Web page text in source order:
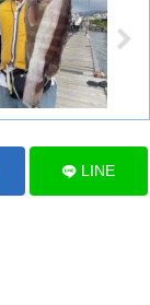
LINE